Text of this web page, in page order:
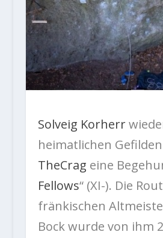
Solveig Korherr
heimatlichen
TheCrag eine
Fellows“ (XI-). Die
fränkischen
Bock wurde von ihm